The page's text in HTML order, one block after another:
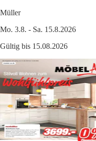
Müller
Mo. 3.8. - Sa. 15.8.2026
Gültig bis 15.08.2026